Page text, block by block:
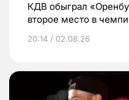
КДВ обыграл
второе место в
20:14 / 02.08.26